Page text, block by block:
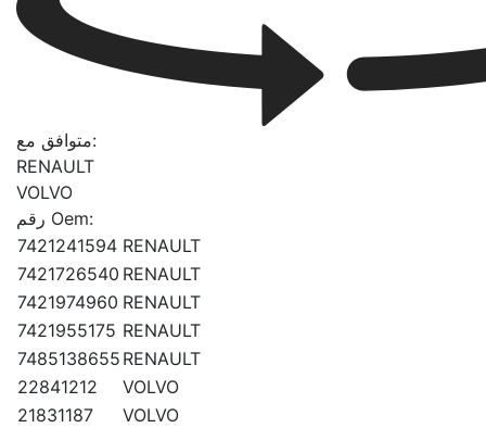
متوافق مع:
RENAULT
VOLVO
رقم Oem:
7421241594 RENAULT
7421726540 RENAULT
7421974960 RENAULT
7421955175 RENAULT
7485138655 RENAULT
22841212
VOLVO
21831187
VOLVO